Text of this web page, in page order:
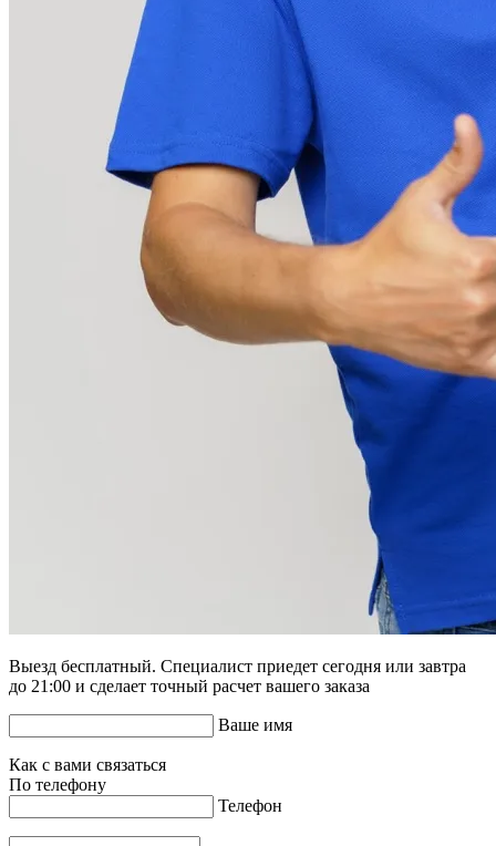
Выезд бесплатный. Специалист приедет сегодня или завтра
до 21:00 и сделает точный расчет вашего заказа
Ваше имя
Как с вами связаться
По телефону
Телефон